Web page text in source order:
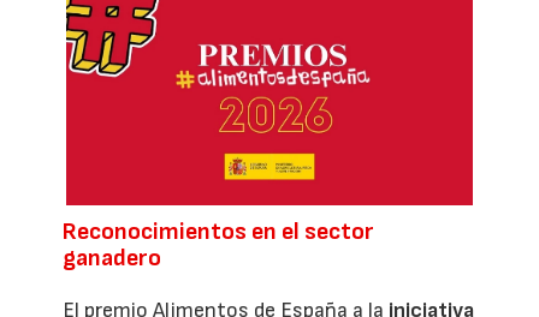
Reconocimientos en el sector
ganadero
El premio Alimentos de España a la iniciativa